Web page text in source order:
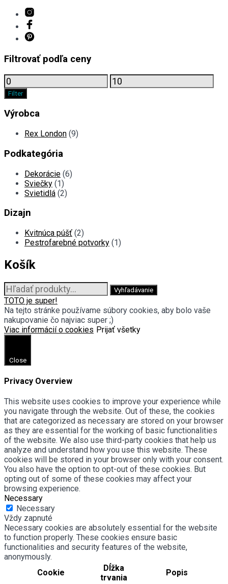
Filtrovať podľa ceny
Minimálna
cena
Maximálna
cena
Filter
Výrobca
Rex London (9)
Podkategória
Dekorácie (6)
Sviečky (1)
Svietidlá (2)
Dizajn
Kvitnúca púšť (2)
Pestrofarebné potvorky (1)
Košík
Hľadať: Vyhľadávanie
TOTO je super!
Na tejto stránke používame súbory cookies, aby bolo vaše
nakupovanie čo najviac super ;)
Viac informácií o cookies Prijať všetky
Close
Privacy Overview
This website uses cookies to improve your experience while
you navigate through the website. Out of these, the cookies
that are categorized as necessary are stored on your browser
as they are essential for the working of basic functionalities
of the website. We also use third-party cookies that help us
analyze and understand how you use this website. These
cookies will be stored in your browser only with your consent.
You also have the option to opt-out of these cookies. But
opting out of some of these cookies may affect your
browsing experience.
Necessary
Necessary
Vždy zapnuté
Necessary cookies are absolutely essential for the website
to function properly. These cookies ensure basic
functionalities and security features of the website,
anonymously.
Cookie
Dĺžka
trvania
Popis